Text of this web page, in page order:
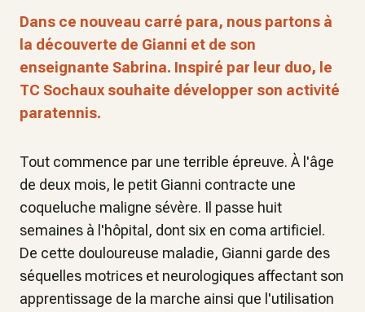
Dans ce nouveau carré para, nous partons à
la découverte de Gianni et de son
enseignante Sabrina. Inspiré par leur duo, le
TC Sochaux souhaite développer son activité
paratennis.
Tout commence par une terrible épreuve. À l'âge
de deux mois, le petit Gianni contracte une
coqueluche maligne sévère. Il passe huit
semaines à l'hôpital, dont six en coma artificiel.
De cette douloureuse maladie, Gianni garde des
séquelles motrices et neurologiques affectant son
apprentissage de la marche ainsi que l'utilisation